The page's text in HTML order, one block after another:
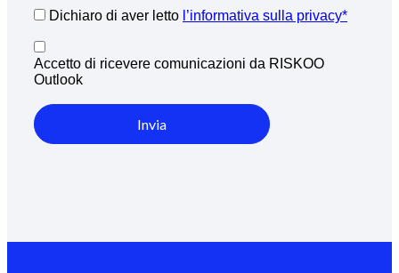
Dichiaro di aver letto l’informativa sulla privacy*
Accetto di ricevere comunicazioni da RISKOO
Outlook
Invia